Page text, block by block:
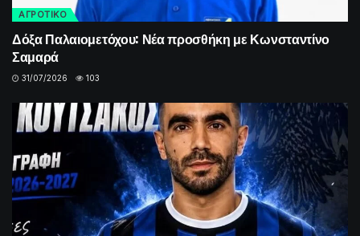
ΑΓΡΟΤΙΚΟ
Δόξα Παλαιομετόχου: Νέα προσθήκη με Κωνσταντίνο
Σαμαρά
31/07/2026 103